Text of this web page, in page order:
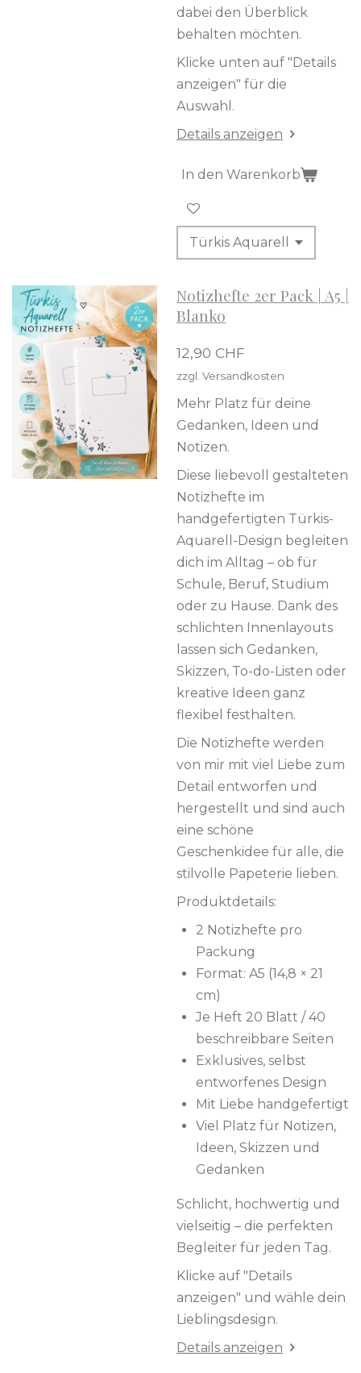
dabei den Überblick
behalten möchten.
Klicke unten auf "Details
anzeigen" für die
Auswahl.
Details anzeigen
In den Warenkorb
Notizhefte 2er Pack | A5 |
Blanko
12,90 CHF
zzgl. Versandkosten
Mehr Platz für deine
Gedanken, Ideen und
Notizen.
Diese liebevoll gestalteten
Notizhefte im
handgefertigten Türkis-
Aquarell-Design begleiten
dich im Alltag – ob für
Schule, Beruf, Studium
oder zu Hause. Dank des
schlichten Innenlayouts
lassen sich Gedanken,
Skizzen, To-do-Listen oder
kreative Ideen ganz
flexibel festhalten.
Die Notizhefte werden
von mir mit viel Liebe zum
Detail entworfen und
hergestellt und sind auch
eine schöne
Geschenkidee für alle, die
stilvolle Papeterie lieben.
Produktdetails:
2 Notizhefte pro
Packung
Format: A5 (14,8 × 21
cm)
Je Heft 20 Blatt / 40
beschreibbare Seiten
Exklusives, selbst
entworfenes Design
Mit Liebe handgefertigt
Viel Platz für Notizen,
Ideen, Skizzen und
Gedanken
Schlicht, hochwertig und
vielseitig – die perfekten
Begleiter für jeden Tag.
Klicke auf "Details
anzeigen" und wähle dein
Lieblingsdesign.
Details anzeigen